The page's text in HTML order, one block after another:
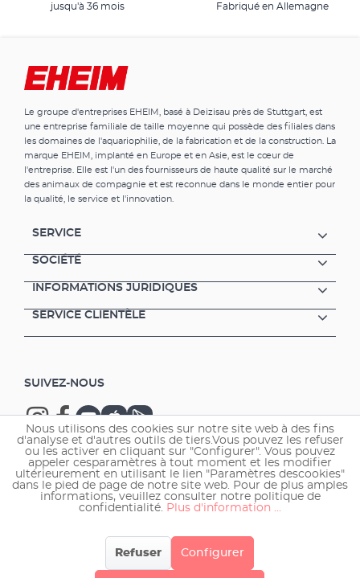
jusqu'à 36 mois
Fabriqué en Allemagne
Le groupe d'entreprises EHEIM, basé à Deizisau près de Stuttgart, est
une entreprise familiale de taille moyenne qui possède des filiales dans
les domaines de l'aquariophilie, de la fabrication et de la construction. La
marque EHEIM, implanté en Europe et en Asie, est le cœur de
l'entreprise. Elle est l'un des fournisseurs de haute qualité sur le marché
des animaux de compagnie et est reconnue dans le monde entier pour
la qualité, le service et l'innovation.
SERVICE
SOCIÉTÉ
INFORMATIONS JURIDIQUES
SERVICE CLIENTÈLE
SUIVEZ-NOUS
Copyright © 2026 EHEIM GmbH & Co. KG.
Nous utilisons des cookies sur notre site web à des fins
d'analyse et d'autres outils de tiers.Vous pouvez les refuser
ou les activer en cliquant sur "Configurer". Vous pouvez
appeler cesparamètres à tout moment et les modifier
ultérieurement en utilisant le lien "Paramètres descookies"
dans le pied de page de notre site web. Pour de plus amples
informations, veuillez consulter notre politique de
confidentialité. Plus d'information ...
Refuser Configurer